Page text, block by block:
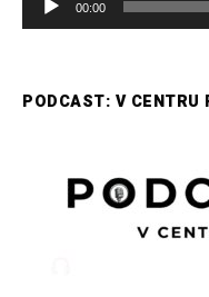
u
00:00
PODCAST: V CENTRU